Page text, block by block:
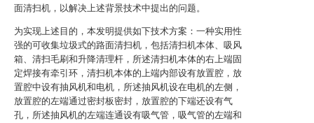
面清扫机，以解决上述背景技术中提出的问题。
为实现上述目的，本发明提供如下技术方案：一种实用性
强的可收集垃圾式的路面清扫机，包括清扫机本体、吸风
箱、清扫毛刷和升降清理杆，所述清扫机本体的右上端固
定焊接有牵引环，清扫机本体的上端内部设有放置腔，放
置腔中设有抽风机和电机，所述抽风机设在电机的左侧，
放置腔的左端通过密封板密封，放置腔的下端还设有气
孔，所述抽风机的左端连通设有吸气管，吸气管的左端和